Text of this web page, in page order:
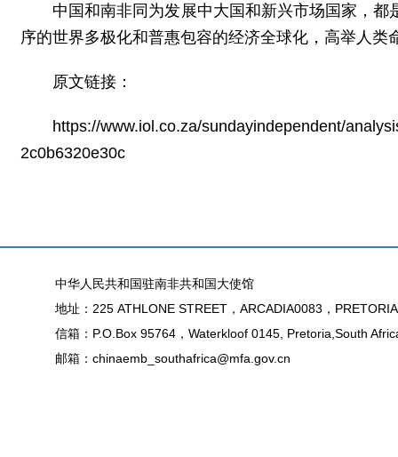
中国和南非同为发展中大国和新兴市场国家，
序的世界多极化和普惠包容的经济全球化，高举人
原文链接：
https://www.iol.co.za/sundayindependent/
2c0b6320e30c
中华人民共和国驻南非共和国大使馆
地址：225 ATHLONE STREET，ARCADIA0083，
信箱：P.O.Box 95764，Waterkloof 0145, Pretoria,South
邮箱：chinaemb_southafrica@mfa.gov.cn